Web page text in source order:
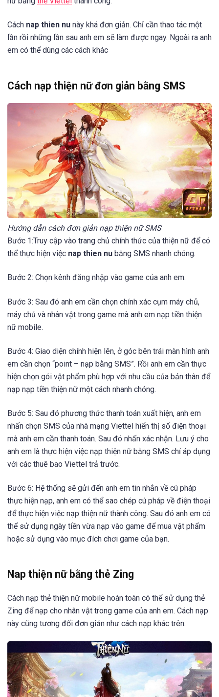
Cách nap thien nu này khá đơn giản. Chỉ cần thao tác một
lần rồi những lần sau anh em sẽ làm được ngay. Ngoài ra anh
em có thể dùng các cách khác
Cách nạp thiện nữ đơn giản bằng SMS
Hướng dẫn cách đơn giản nạp thiện nữ SMS
Bước 1:Truy cập vào trang chủ chính thức của thiện nữ để có
thể thực hiện việc nap thien nu bằng SMS nhanh chóng.
Bước 2: Chọn kênh đăng nhập vào game của anh em.
Bước 3: Sau đó anh em cần chọn chính xác cụm máy chủ,
máy chủ và nhân vật trong game mà anh em nạp tiền thiện
nữ mobile.
Bước 4: Giao diện chính hiện lên, ở góc bên trái màn hình anh
em cần chọn “point – nạp bằng SMS”. Rồi anh em cần thực
hiện chọn gói vật phẩm phù hợp với nhu cầu của bản thân để
nạp nạp tiền thiện nữ một cách nhanh chóng.
Bước 5: Sau đó phương thức thanh toán xuất hiện, anh em
nhấn chọn SMS của nhà mạng Viettel hiển thị số điện thoại
mà anh em cần thanh toán. Sau đó nhấn xác nhận. Lưu ý cho
anh em là thực hiện việc nạp thiện nữ bằng SMS chỉ áp dụng
với các thuê bao Viettel trả trước.
Bước 6: Hệ thống sẽ gửi đến anh em tin nhắn về cú pháp
thực hiện nạp, anh em có thể sao chép cú pháp về điện thoại
để thực hiện việc nạp thiện nữ thành công. Sau đó anh em có
thể sử dụng ngày tiền vừa nạp vào game để mua vật phẩm
hoặc sử dụng vào mục đích chơi game của bạn.
Nap thiện nữ bằng thẻ Zing
Cách nạp thẻ thiện nữ mobile hoàn toàn có thể sử dụng thẻ
Zing để nạp cho nhân vật trong game của anh em. Cách nạp
này cũng tương đối đơn giản như cách nạp khác trên.